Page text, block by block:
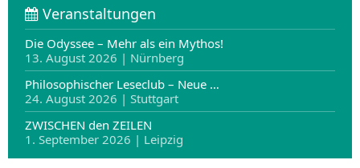
Veranstaltungen
Die Odyssee – Mehr als ein Mythos!
13. August 2026 | Nürnberg
Philosophischer Leseclub – Neue …
24. August 2026 | Stuttgart
ZWISCHEN den ZEILEN
1. September 2026 | Leipzig